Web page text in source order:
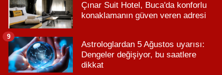
Çınar Suit Hotel, Buca'da konforlu
konaklamanın güven veren adresi
Astrologlardan 5 Ağustos uyarısı:
Dengeler değişiyor, bu saatlere
dikkat
9